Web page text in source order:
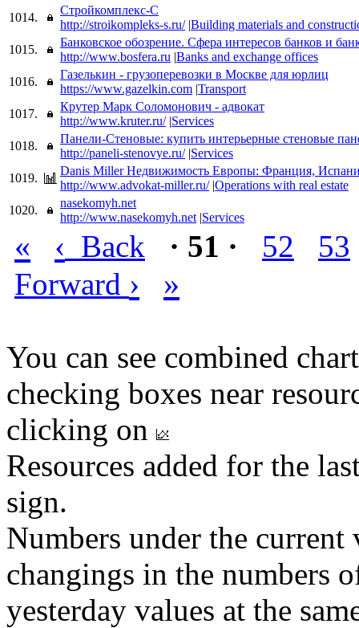
1014.
Стройкомплекс-С
http://stroikompleks-s.ru/ |Building materials and
1015.
Банковское обозрение. Сфера интересов банков и
http://www.bosfera.ru |Banks and exchange offices
1016.
Газелькин - грузоперевозки в Москве для юрлиц
https://www.gazelkin.com |Transport
1017.
Крутер Марк Соломонович - адвокат
http://www.kruter.ru/ |Services
1018.
Панели-Стеновые: купить интерьерные стеновые
http://paneli-stenovye.ru/ |Services
1019.
Danis Miller Недвижимость Европы: Франция,
http://www.advokat-miller.ru/ |Operations with real estate
1020.
nasekomyh.net
http://www.nasekomyh.net |Services
« ‹ Back · 51 · 52
53
Forward › »
You can see combined
checking boxes near
clicking on
Resources added for the
sign.
Numbers under the
changings in the numbers
yesterday values at the